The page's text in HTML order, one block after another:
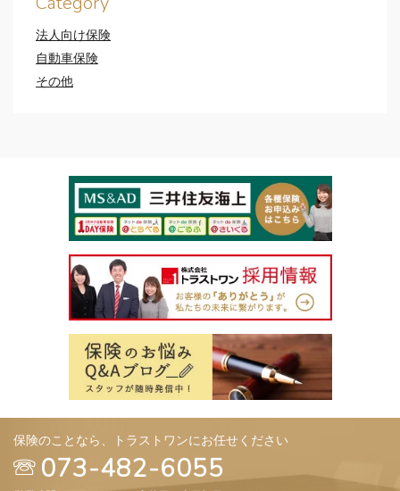
法人向け保険
自動車保険
その他
保険のことなら、トラストワンにお任せください
073-482-6055